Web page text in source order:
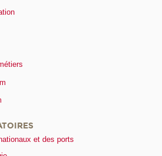
et des ports